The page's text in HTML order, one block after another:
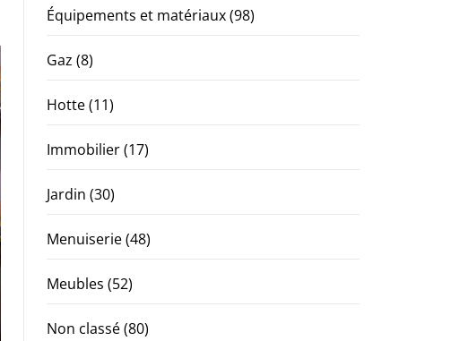
Équipements et matériaux(98)
Gaz (8)
Hotte(11)
Immobilier(17)
Jardin (30)
Menuiserie(48)
Meubles (52)
Non classé(80)